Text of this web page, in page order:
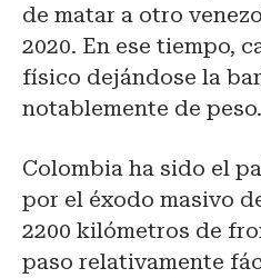
de matar a otro
2020. En ese tiempo,
físico dejándose la
notablemente de peso.
Colombia ha sido el
por el éxodo masivo
2200 kilómetros de
paso relativamente